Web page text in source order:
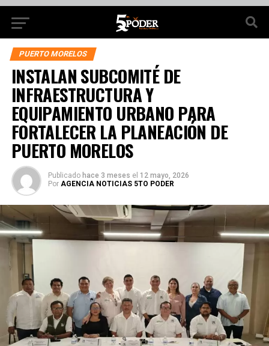
PUERTO MORELOS
INSTALAN SUBCOMITÉ DE
INFRAESTRUCTURA Y
EQUIPAMIENTO URBANO PARA
FORTALECER LA PLANEACIÓN DE
PUERTO MORELOS
Publicado hace 3 meses el 12 mayo, 2026
Por AGENCIA NOTICIAS 5TO PODER